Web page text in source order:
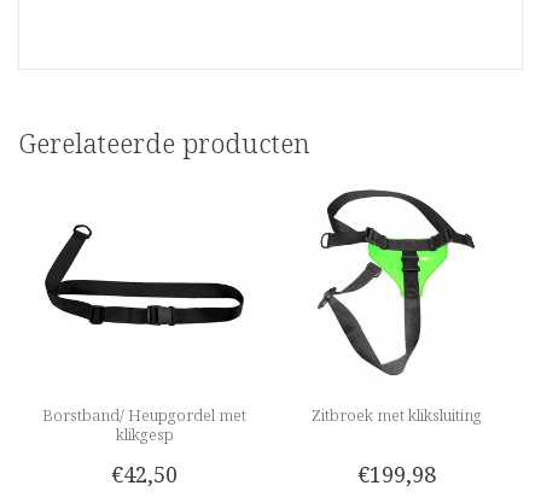
Gerelateerde producten
Borstband/ Heupgordel met
klikgesp
€42,50
Zitbroek met kliksluiting
€199,98